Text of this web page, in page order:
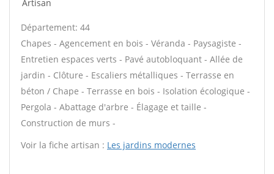
Artisan
Département: 44
Chapes - Agencement en bois - Véranda - Paysagiste -
Entretien espaces verts - Pavé autobloquant - Allée de
jardin - Clôture - Escaliers métalliques - Terrasse en
béton / Chape - Terrasse en bois - Isolation écologique -
Pergola - Abattage d'arbre - Élagage et taille -
Construction de murs -
Voir la fiche artisan : Les jardins modernes